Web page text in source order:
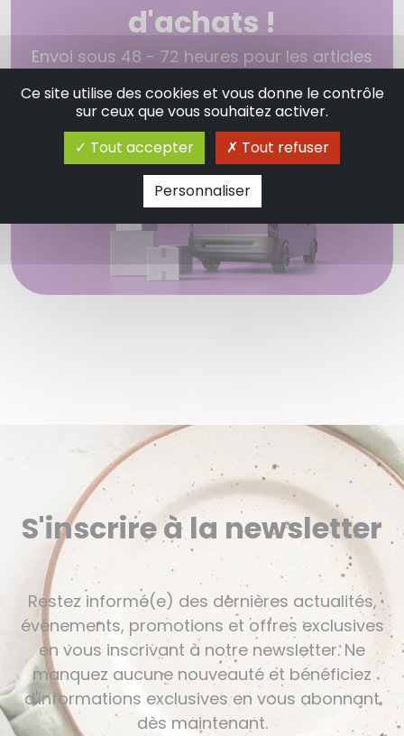
d'achats !
Envoi sous 48 - 72 heures pour les articles
S'inscrire à la newsletter
Restez informé(e) des dernières actualités,
événements, promotions et offres exclusives
en vous inscrivant à notre newsletter. Ne
manquez aucune nouveauté et bénéficiez
d'informations exclusives en vous abonnant
dès maintenant.
Ce site utilise des cookies et vous donne le contrôle
sur ceux que vous souhaitez activer.
Tout accepter
Tout refuser
Personnaliser